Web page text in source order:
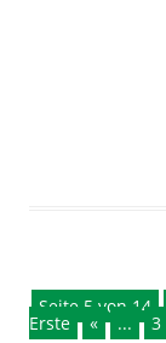
Seite 5 von 14
Erste « ... 3